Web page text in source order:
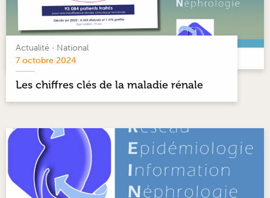
Actualité · National
7 octobre 2024
Les chiffres clés de la maladie rénale